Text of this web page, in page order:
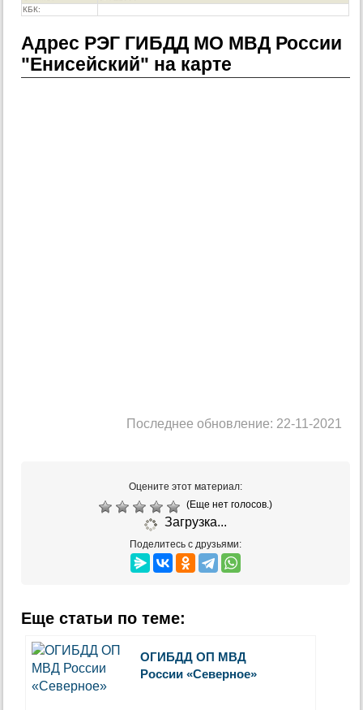
КБК:
Адрес РЭГ ГИБДД МО МВД России
"Енисейский" на карте
Последнее обновление: 22-11-2021
Оцените этот материал:
(Еще нет голосов.)
Загрузка...
Поделитесь с друзьями:
Еще статьи по теме:
ОГИБДД ОП МВД
России «Северное»